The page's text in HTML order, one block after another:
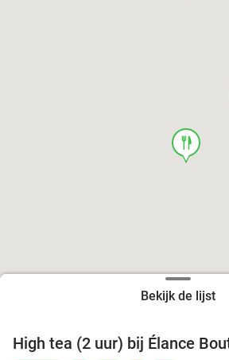
food
Bekijk de lijst
High tea (2 uur) bij Élance